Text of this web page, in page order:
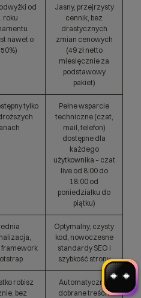
od
roku
nawet o
Jasny, przejrzysty
cennik, bez
drastycznych
zmian cenowych
(49 zł netto
miesięcznie za
podstawowy
pakiet)
tylko
Pełne wsparcie
techniczne (czat,
mail, telefon)
dostępne dla
każdego
użytkownika – czat
live od 8:00 do
18:00 od
poniedziałku do
piątku)
framework
Optymalny, czysty
kod, nowoczesne
standardy SEO i
szybkość strony
robisz
bez
Automatycznie
dobrane treści i
Witaj! Jestem robo_Folks.
W czym mogę pomóc?
Kliknij kafelek albo napisz wiadomość
— znajdziemy rozwiązanie
Wybór domeny
Konfiguracja email
+więcej